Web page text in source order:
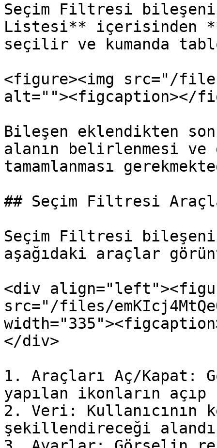
Seçim Filtresi
Listesi** içerisinden
seçilir ve kumanda
<figure><img src="/files/
alt=""><figcaption></
Bileşen eklendikten
alanın belirlenmesi ve
tamamlanması
## Seçim Filtresi
Seçim Filtresi bileşeni
aşağıdaki araçlar
<div
src="/files/
</div>
1. Araçları Aç/Kapat:
yapılan ikonların açıp
2. Veri:
şekillendireceği